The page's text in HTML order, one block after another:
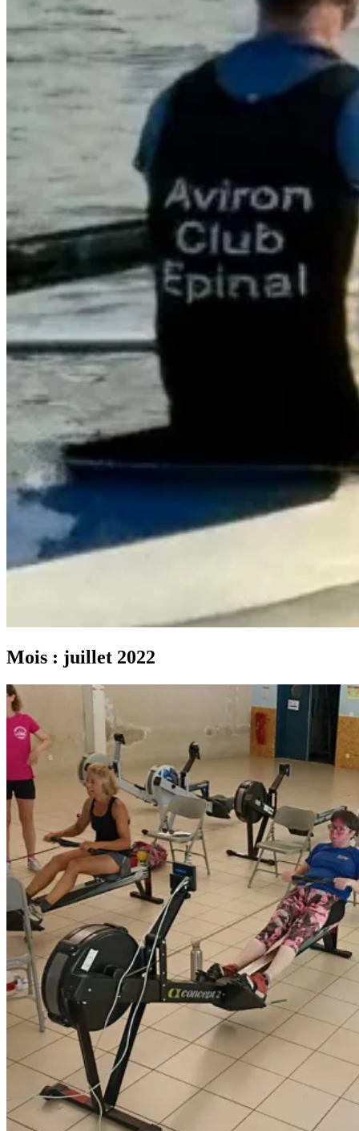
Mois : juillet 2022